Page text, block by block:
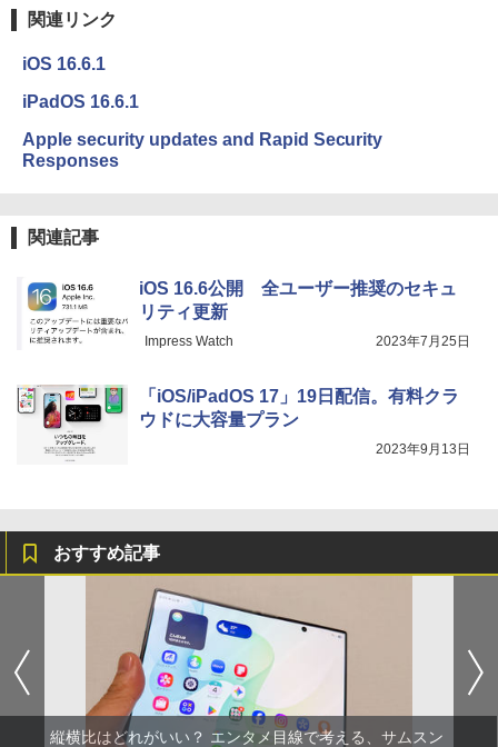
関連リンク
iOS 16.6.1
iPadOS 16.6.1
Apple security updates and Rapid Security
Responses
関連記事
iOS 16.6公開 全ユーザー推奨のセキュ
リティ更新
Impress Watch 2023年7月25日
「iOS/iPadOS 17」19日配信。有料クラ
ウドに大容量プラン
2023年9月13日
おすすめ記事
縦横比はどれがいい？ エンタメ目線で考える、サムスン